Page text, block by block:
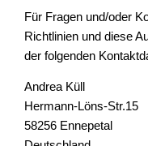
Für Fragen und/oder
Richtlinien und diese
der folgenden
Andrea Küll
Hermann-Löns-Str.15
58256 Ennepetal